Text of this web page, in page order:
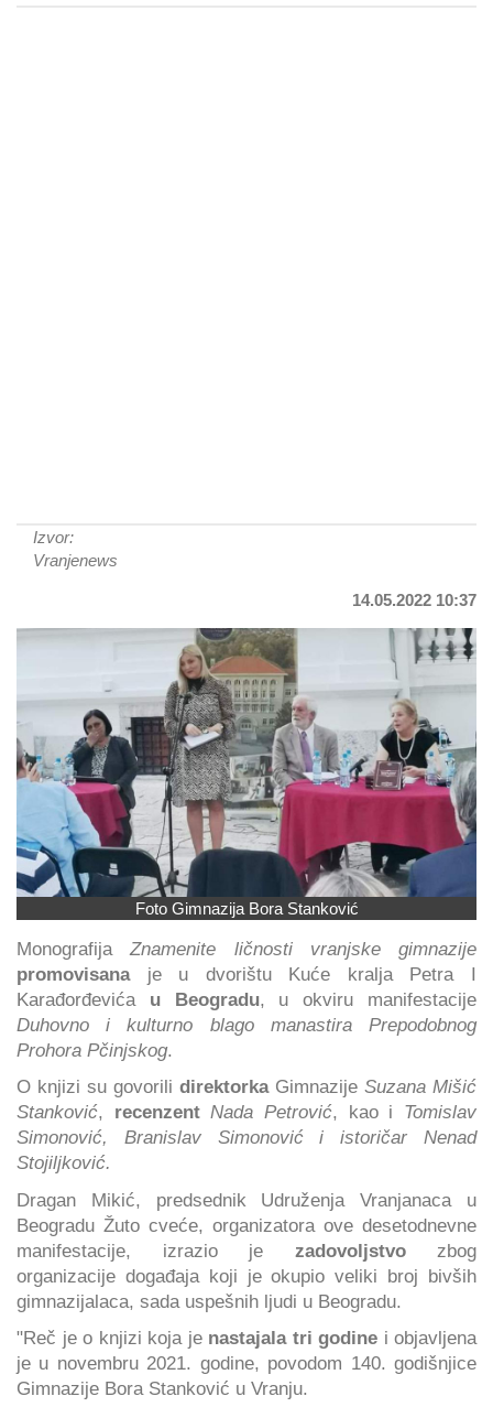
Izvor:
Vranjenews
14.05.2022 10:37
Foto Gimnazija Bora Stanković
MonografijaZnamenite ličnosti vranjske gimnazije
promovisana je u dvorištu Kuće kralja Petra I
Karađorđevića u Beogradu, u okviru manifestacije
Duhovno i kulturno blago manastira Prepodobnog
Prohora Pčinjskog.
O knjizi su govorili direktorkaGimnazije Suzana Mišić
Stanković, recenzent Nada Petrović, kao i Tomislav
Simonović, Branislav Simonović i istoričar Nenad
Stojiljković.
Dragan Mikić, predsednik Udruženja Vranjanaca u
Beogradu Žuto cveće, organizatora ove desetodnevne
manifestacije, izrazio je zadovoljstvozbog
organizacije događaja koji je okupio veliki broj bivših
gimnazijalaca, sada uspešnih ljudi u Beogradu.
"Reč je o knjizi koja je nastajala tri godine i objavljena
je u novembru 2021. godine, povodom 140. godišnjice
Gimnazije Bora Stanković u Vranju.